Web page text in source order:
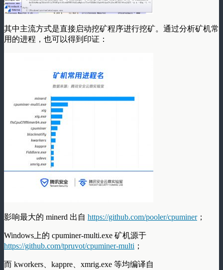
其中主流方式是直接启动挖矿程序进行挖矿。通过分析矿机常
用的进程，也可以得到印证：
影响最大的 minerd 出自 https://github.com/pooler/cpuminer；
Windows上的 cpuminer-multi.exe 矿机源于
https://github.com/tpruvot/cpuminer-multi ；
而 kworkers、kappre、xmrig.exe 等均编译自